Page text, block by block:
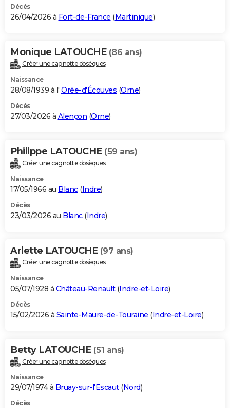
BONS PLANS
Carte de Noël
Carte Bonne année
Carte Saint-Valentin
Carte Pâques
Carte d'anniversaire
DICTIONNAIRE
Dictionnaire
Biographies
Citations
Expressions
Proverbes
PROGRAMME TV
S'inscrire
Se connecter
Lycées
Collèges
Primaires
Universités
Entreprises
Service militaire
Avis de recherche
AVIS DE DÉCÈS
Bricolage
Lifestyle
Culture
Sport
Auto
Television
Voyage
Cinema
Décès
26/04/2026 à Fort-de-France (Martinique)
Monique LATOUCHE (86 ans)
Créer une cagnotte obsèques
Naissance
28/08/1939 à l' Orée-d'Écouves (Orne)
Décès
27/03/2026 à Alençon (Orne)
Philippe LATOUCHE (59 ans)
Créer une cagnotte obsèques
Naissance
17/05/1966 au Blanc(Indre)
Décès
23/03/2026 au Blanc(Indre)
Arlette LATOUCHE (97 ans)
Créer une cagnotte obsèques
Naissance
05/07/1928 à Château-Renault(Indre-et-Loire)
Décès
15/02/2026 à Sainte-Maure-de-Touraine (Indre-et-Loire)
Betty LATOUCHE (51 ans)
Créer une cagnotte obsèques
Naissance
29/07/1974 à Bruay-sur-l'Escaut(Nord)
Décès